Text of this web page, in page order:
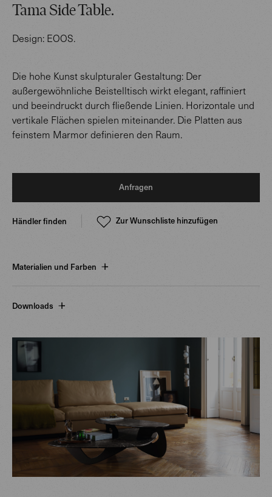
Tama Side Table.
Design: EOOS.
Die hohe Kunst skulpturaler Gestaltung: Der
außergewöhnliche Beistelltisch wirkt elegant, raffiniert
und beeindruckt durch fließende Linien. Horizontale und
vertikale Flächen spielen miteinander. Die Platten aus
feinstem Marmor definieren den Raum.
Anfragen
Händler finden Zur Wunschliste hinzufügen
Materialien und Farben
Downloads